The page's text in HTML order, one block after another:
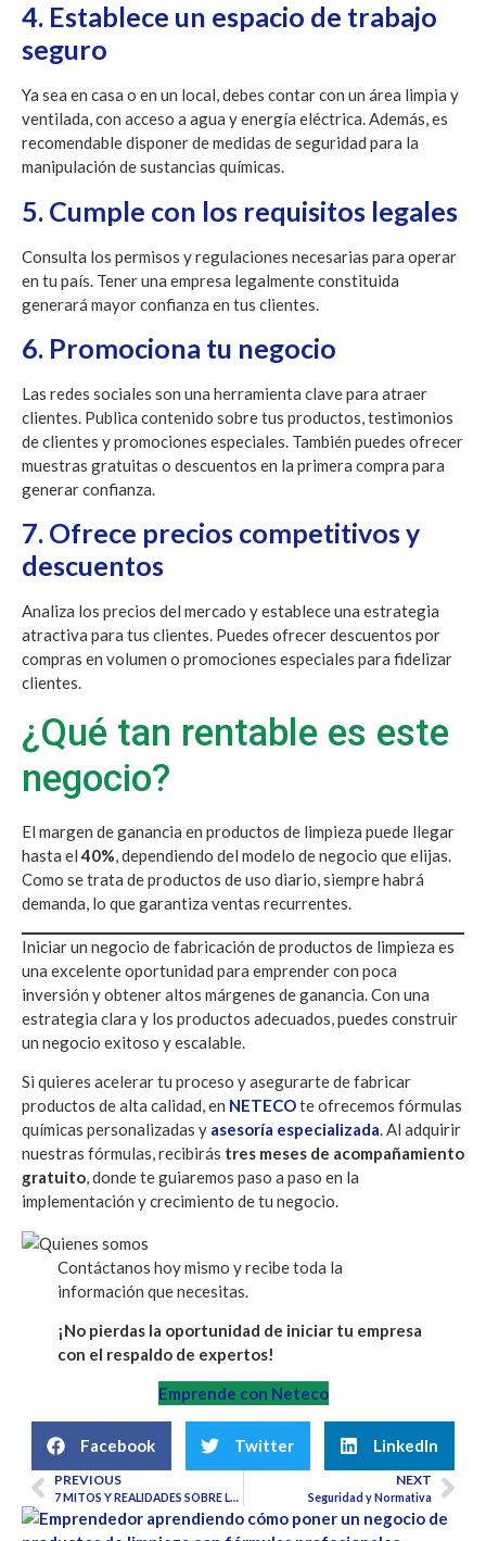
4. Establece un espacio de trabajo
seguro
Ya sea en casa o en un local, debes contar con un área limpia y
ventilada, con acceso a agua y energía eléctrica. Además, es
recomendable disponer de medidas de seguridad para la
manipulación de sustancias químicas.
5. Cumple con los requisitos legales
Consulta los permisos y regulaciones necesarias para operar
en tu país. Tener una empresa legalmente constituida
generará mayor confianza en tus clientes.
6. Promociona tu negocio
Las redes sociales son una herramienta clave para atraer
clientes. Publica contenido sobre tus productos, testimonios
de clientes y promociones especiales. También puedes ofrecer
muestras gratuitas o descuentos en la primera compra para
generar confianza.
7. Ofrece precios competitivos y
descuentos
Analiza los precios del mercado y establece una estrategia
atractiva para tus clientes. Puedes ofrecer descuentos por
compras en volumen o promociones especiales para fidelizar
clientes.
¿Qué tan rentable es este
negocio?
El margen de ganancia en productos de limpieza puede llegar
hasta el40%, dependiendo del modelo de negocio que elijas.
Como se trata de productos de uso diario, siempre habrá
demanda, lo que garantiza ventas recurrentes.
Iniciar un negocio de fabricación de productos de limpieza es
una excelente oportunidad para emprender con poca
inversión y obtener altos márgenes de ganancia. Con una
estrategia clara y los productos adecuados, puedes construir
un negocio exitoso y escalable.
Si quieres acelerar tu proceso y asegurarte de fabricar
productos de alta calidad, en NETECOte ofrecemos fórmulas
químicas personalizadas y asesoría especializada. Al adquirir
nuestras fórmulas, recibirás tres meses de acompañamiento
gratuito, donde te guiaremos paso a paso en la
implementación y crecimiento de tu negocio.
Contáctanos hoy mismo y recibe toda la
información que necesitas.
¡No pierdas la oportunidad de iniciar tu empresa
con el respaldo de expertos!
Emprende con Neteco
Facebook Twitter LinkedIn
PREVIOUS
7 MITOS Y REALIDADES SOBRE LA LIMPIEZA INDUSTRIAL
NEXT
Seguridad y Normativa